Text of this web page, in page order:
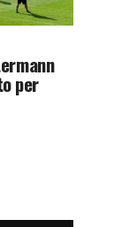
per